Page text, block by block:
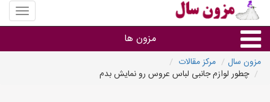
منوی
سایت
سال
مزون ها
گروه ها
مزون سال
مرکز مقالات
چطور لوازم جانبی لباس عروس رو نمایش بدم